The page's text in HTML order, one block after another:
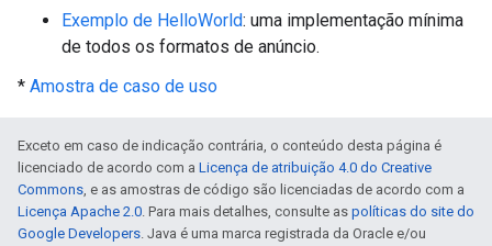
Exemplo de HelloWorld: uma implementação mínima
de todos os formatos de anúncio.
* Amostra de caso de uso
Exceto em caso de indicação contrária, o conteúdo desta página é
licenciado de acordo com a Licença de atribuição 4.0 do Creative
Commons, e as amostras de código são licenciadas de acordo com a
Licença Apache 2.0. Para mais detalhes, consulte as políticas do site do
Google Developers. Java é uma marca registrada da Oracle e/ou